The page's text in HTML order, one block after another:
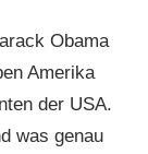
Obama
Amerika
der USA.
was genau